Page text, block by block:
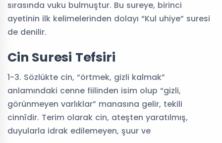
sırasında vuku bulmuştur. Bu sureye, birinci
ayetinin ilk kelimelerinden dolayı “Kul uhiye” suresi
de denilir.
Cin Suresi Tefsiri
1-3. Sözlükte cin, “örtmek, gizli kalmak”
anlamındaki cenne fiilinden isim olup “gizli,
görünmeyen varlıklar” manasına gelir, tekili
cinnîdir. Terim olarak cin, ateşten yaratılmış,
duyularla idrak edilemeyen, şuur ve